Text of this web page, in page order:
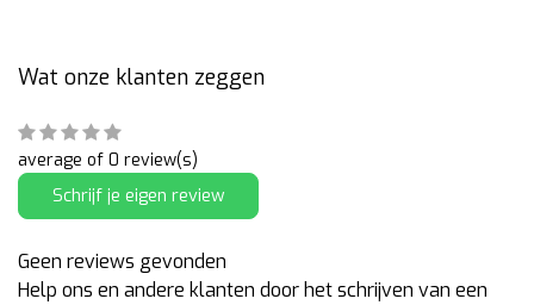
Wat onze klanten zeggen
average of 0 review(s)
Schrijf je eigen review
Geen reviews gevonden
Help ons en andere klanten door het schrijven van een